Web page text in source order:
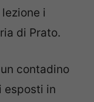
i
di Prato.
contadino
esposti in